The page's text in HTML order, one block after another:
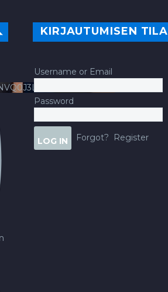
KIRJAUTUMISEN TILA
Username or Email
Password
Forgot? Register